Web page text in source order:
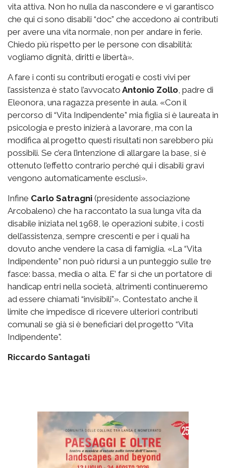
vita attiva. Non ho nulla da nascondere e vi garantisco
che qui ci sono disabili “doc” che accedono ai contributi
per avere una vita normale, non per andare in ferie.
Chiedo più rispetto per le persone con disabilità:
vogliamo dignità, diritti e libertà».
A fare i conti su contributi erogati e costi vivi per
l’assistenza è stato l’avvocato Antonio Zollo, padre di
Eleonora, una ragazza presente in aula. «Con il
percorso di “Vita Indipendente” mia figlia si è laureata in
psicologia e presto inizierà a lavorare, ma con la
modifica al progetto questi risultati non sarebbero più
possibili. Se c’era l’intenzione di allargare la base, si è
ottenuto l’effetto contrario perché qui i disabili gravi
vengono automaticamente esclusi».
Infine Carlo Satragni (presidente associazione
Arcobaleno) che ha raccontato la sua lunga vita da
disabile iniziata nel 1968, le operazioni subite, i costi
dell’assistenza, sempre crescenti e per i quali ha
dovuto anche vendere la casa di famiglia. «La “Vita
Indipendente” non può ridursi a un punteggio sulle tre
fasce: bassa, media o alta. E’ far sì che un portatore di
handicap entri nella società, altrimenti continueremo
ad essere chiamati “invisibili”». Contestato anche il
limite che impedisce di ricevere ulteriori contributi
comunali se già si è beneficiari del progetto “Vita
Indipendente”.
Riccardo Santagati